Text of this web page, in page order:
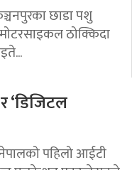
छाडा पशु
ठोक्किदा
‘डिजिटल
पहिलो आईटी